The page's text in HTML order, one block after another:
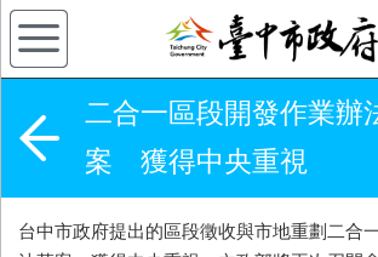
二合一區段開發作業辦
案 獲得中央重視
台中市政府提出的區段徵收與市地重劃二合